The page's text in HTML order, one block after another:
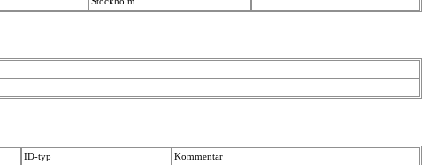
ID-typ
Kommentar